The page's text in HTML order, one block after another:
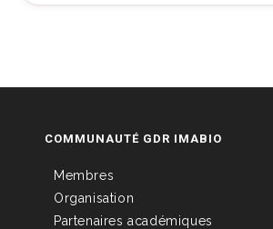
COMMUNAUTÉ GDR IMABIO
Membres
Organisation
Partenaires académiques